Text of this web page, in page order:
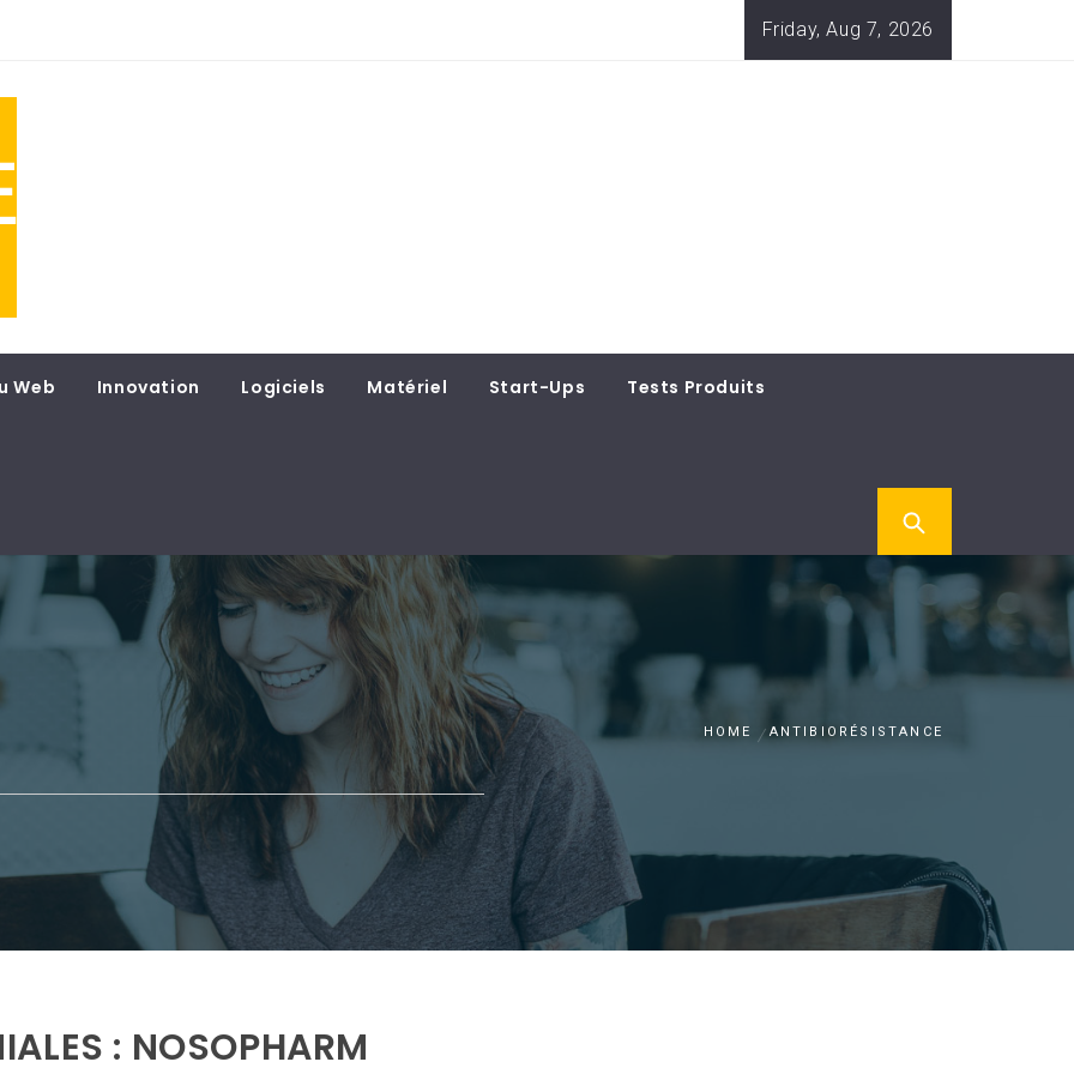
Friday, Aug 7, 2026
Web Innovation Logiciels Matériel Start-Ups Tests Produits
HOME ANTIBIORÉSISTANCE
: NOSOPHARM